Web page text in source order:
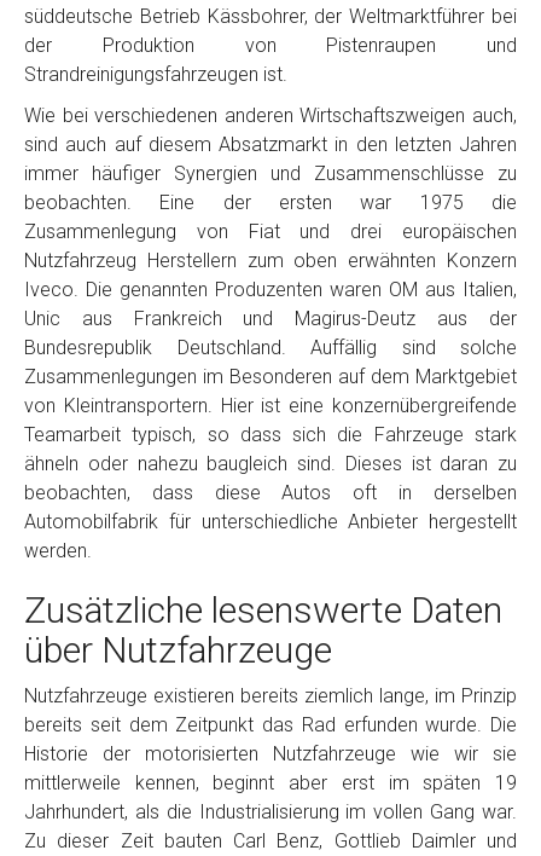
süddeutsche Betrieb Kässbohrer, der Weltmarktführer bei
der Produktion von Pistenraupen und
Strandreinigungsfahrzeugen ist.
Wie bei verschiedenen anderen Wirtschaftszweigen auch,
sind auch auf diesem Absatzmarkt in den letzten Jahren
immer häufiger Synergien und Zusammenschlüsse zu
beobachten. Eine der ersten war 1975 die
Zusammenlegung von Fiat und drei europäischen
Nutzfahrzeug Herstellern zum oben erwähnten Konzern
Iveco. Die genannten Produzenten waren OM aus Italien,
Unic aus Frankreich und Magirus-Deutz aus der
Bundesrepublik Deutschland. Auffällig sind solche
Zusammenlegungen im Besonderen auf dem Marktgebiet
von Kleintransportern. Hier ist eine konzernübergreifende
Teamarbeit typisch, so dass sich die Fahrzeuge stark
ähneln oder nahezu baugleich sind. Dieses ist daran zu
beobachten, dass diese Autos oft in derselben
Automobilfabrik für unterschiedliche Anbieter hergestellt
werden.
Zusätzliche lesenswerte Daten
über Nutzfahrzeuge
Nutzfahrzeuge existieren bereits ziemlich lange, im Prinzip
bereits seit dem Zeitpunkt das Rad erfunden wurde. Die
Historie der motorisierten Nutzfahrzeuge wie wir sie
mittlerweile kennen, beginnt aber erst im späten 19
Jahrhundert, als die Industrialisierung im vollen Gang war.
Zu dieser Zeit bauten Carl Benz, Gottlieb Daimler und